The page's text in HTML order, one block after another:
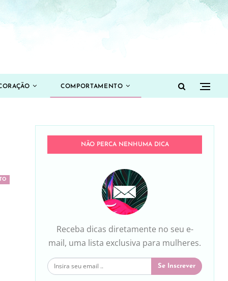
COMPORTAMENTO
NÃO PERCA NENHUMA DICA
Receba dicas diretamente no seu e-
mail, uma lista exclusiva para mulheres.
Se Inscrever